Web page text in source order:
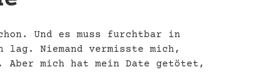
Und es muss furchtbar in
lag. Niemand vermisste mich,
Aber mich hat mein Date getötet,